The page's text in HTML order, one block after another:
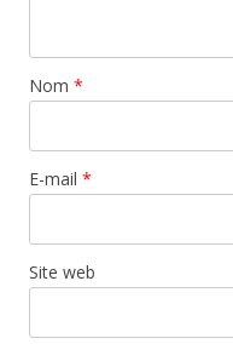
Nom *
E-mail *
Site web